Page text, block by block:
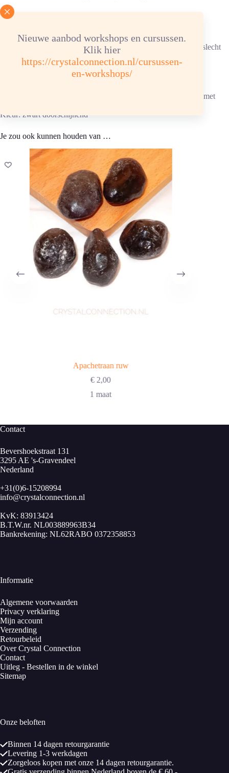
Nieuwe aanbod workshops en cursussen.
Klik hier
https://crystalconnection.nl/cursussen-
en-workshops/
Advies energetische verzorging
Reinigen/ontladen: 1x per maand onder stromend water.
Ketting/armband: in hematietverzorgingssteentjes, elastiek kan slecht
tegen water.
Opladen: aansluitend 6 uur in een bergkristalgroep of
bergkristalverzorgingssteentjes.
Chemische samenstelling: magmatische, siliciumrijk vermengd met
Kleur: zwart doorschijnend
Je zou ook kunnen houden van …
Apachetraan ruw
€ 2,00
1 maat
Contact
Bevershoekstraat 131
3295 AE 's-Gravendeel
Nederland
+31(0)6-15208994
info@crystalconnection.nl
KvK: 83913424
B.T.W.nr. NL003889963B34
Bankrekening: NL62RABO 0372358853
Informatie
Algemene voorwaarden
Privacy verklaring
Mijn account
Verzending
Retourbeleid
Over Crystal Connection
Contact
Uitleg - Bestellen in de winkel
Sitemap
Onze beloften
Binnen 14 dagen retourgarantie
Levering 1-3 werkdagen
Zorgeloos kopen met onze 14 dagen retourgarantie.